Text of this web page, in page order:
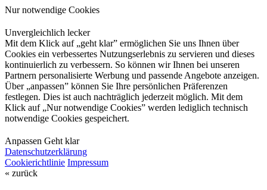
Nur notwendige Cookies
Unvergleichlich lecker
Mit dem Klick auf „geht klar” ermöglichen Sie uns Ihnen über
Cookies ein verbessertes Nutzungserlebnis zu servieren und dieses
kontinuierlich zu verbessern. So können wir Ihnen bei unseren
Partnern personalisierte Werbung und passende Angebote anzeigen.
Über „anpassen” können Sie Ihre persönlichen Präferenzen
festlegen. Dies ist auch nachträglich jederzeit möglich. Mit dem
Klick auf „Nur notwendige Cookies” werden lediglich technisch
notwendige Cookies gespeichert.
Anpassen Geht klar
Datenschutzerklärung
Cookierichtlinie Impressum
« zurück